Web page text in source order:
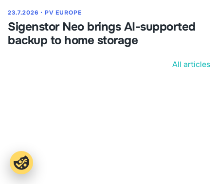
23.7.2026 ⋅ PV EUROPE
Sigenstor Neo brings AI-supported
backup to home storage
All articles